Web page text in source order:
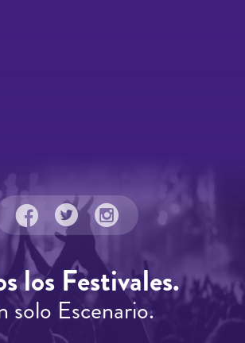
los Festivales.
solo Escenario.